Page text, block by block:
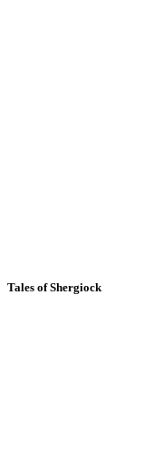
Tales of Shergiock